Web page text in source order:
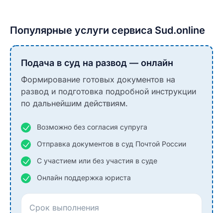
Популярные услуги сервиса Sud.online
Подача в суд на развод — онлайн
Формирование готовых документов на
развод и подготовка подробной инструкции
по дальнейшим действиям.
Возможно без согласия супруга
Отправка документов в суд Почтой России
С участием или без участия в суде
Онлайн поддержка юриста
Срок выполнения